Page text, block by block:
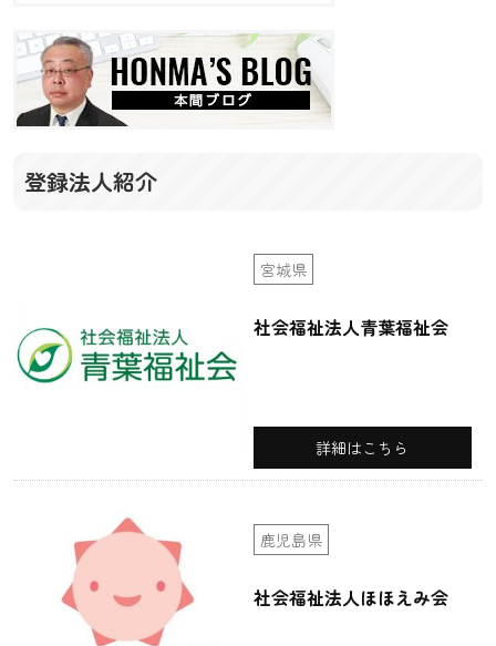
ョ
ン
登録法人紹介
宮城県
社会福祉法人青葉福祉会
詳細はこちら
鹿児島県
社会福祉法人ほほえみ会